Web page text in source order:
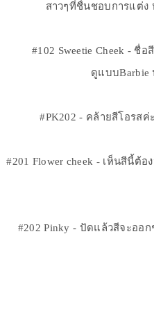
สาวๆที่ชื่นชอบการแต่ง
#102 Sweetie Cheek -
ดูแบบBarbie
#PK202 - คล้ายสีโอรส
#201 Flower cheek - เห็นสีนี้ต้
#202 Pinky - ปัดแล้วสีจะออ